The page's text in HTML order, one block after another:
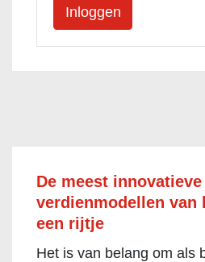
De meest innovatieve
verdienmodellen van
een rijtje
Het is van belang om als